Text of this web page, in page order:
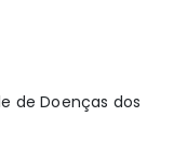
de Doenças dos